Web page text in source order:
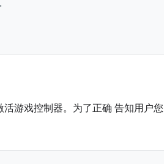
游戏控制器。为了正确 告知用户